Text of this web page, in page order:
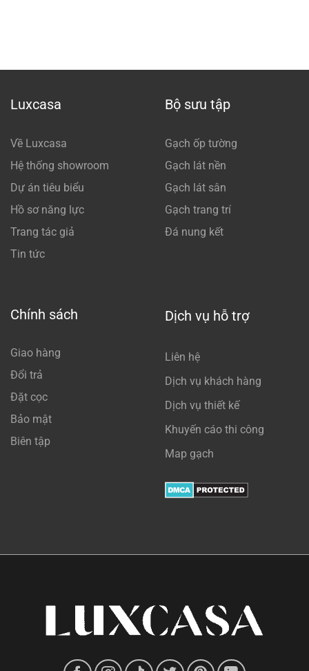
Luxcasa
Về Luxcasa
Hệ thống showroom
Dự án tiêu biểu
Hồ sơ năng lực
Trang tác giả
Tin tức
Bộ sưu tập
Gạch ốp tường
Gạch lát nền
Gạch lát sân
Gạch trang trí
Đá nung kết
Chính sách
Giao hàng
Đổi trả
Đặt cọc
Bảo mật
Biên tập
Dịch vụ hỗ trợ
Liên hệ
Dịch vụ khách hàng
Dịch vụ thiết kế
Khuyến cáo thi công
Map gạch